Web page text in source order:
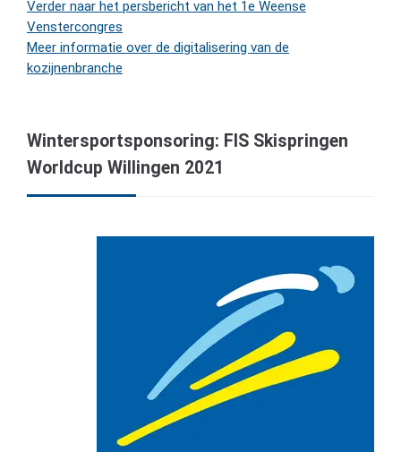
Verder naar het persbericht van het 1e Weense
Venstercongres
Meer informatie over de digitalisering van de
kozijnenbranche
Wintersportsponsoring: FIS Skispringen
Worldcup Willingen 2021